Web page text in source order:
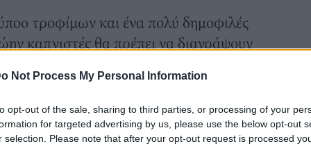
Not Process My Personal Information
opt-out of the sale, sharing to third parties, or processing of your
for targeted advertising by us, please use the below opt-out
selection. Please note that after your opt-out request is processed
τροφίμων και ένα πολύ δημοφιλές
καπνιστές θα πρέπει να διαγράψουν
δημοφιλή πρωτοχρονιάτικη απόφαση.
τα σνακ με υψηλή περιεκτικότητα
και τα τρόφιμα με υψηλή
θα πρέπει να θεωρούνται